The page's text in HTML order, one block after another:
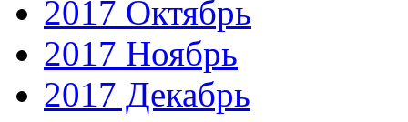
2017 Октябрь
2017 Ноябрь
2017 Декабрь